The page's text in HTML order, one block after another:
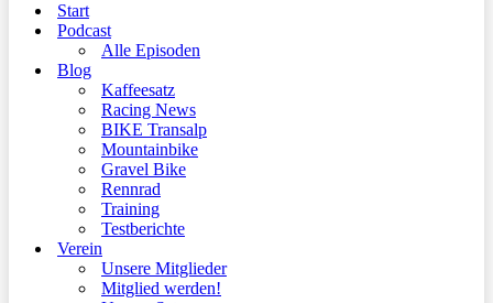
Start
Podcast
Alle Episoden
Blog
Kaffeesatz
Racing News
BIKE Transalp
Mountainbike
Gravel Bike
Rennrad
Training
Testberichte
Verein
Unsere Mitglieder
Mitglied werden!